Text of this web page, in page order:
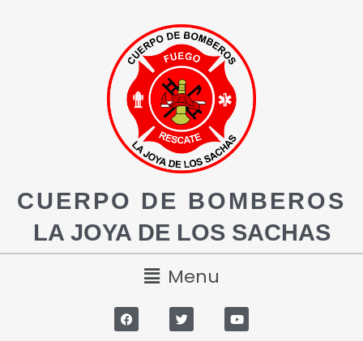
CUERPO DE BOMBEROS
LA JOYA DE LOS SACHAS
Menu